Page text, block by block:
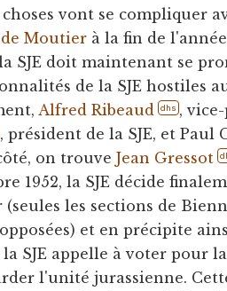
choses vont se compliquer
Moutier à la fin de
SJE doit maintenant se
de la SJE hostiles
Alfred Ribeaud dhs ,
, président de la SJE, et
on trouveJean Gressot
1952, la SJE décide
les sections de
et en précipite
la SJE appelle à voter pour
l'unité jurassienne.